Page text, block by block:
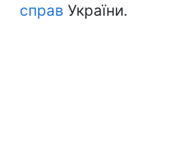
справ України.